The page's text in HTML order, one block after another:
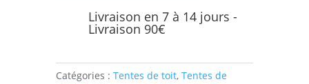
Livraison en 7 à 14 jours -
Livraison 90€
Catégories : Tentes de toit, Tentes de